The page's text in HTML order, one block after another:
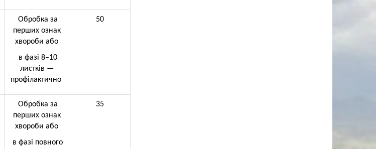
Обробка за
перших ознак
хвороби або
в фазі 8–10
листків —
профілактично
50
Обробка за
перших ознак
хвороби або
в фазі повного
35